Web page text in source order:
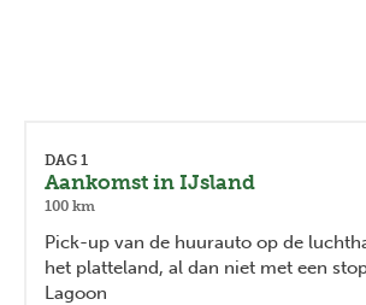
DAG 1
Aankomst in IJsland
100 km
Pick-up van de huurauto op de
het platteland, al dan niet met een
Lagoon